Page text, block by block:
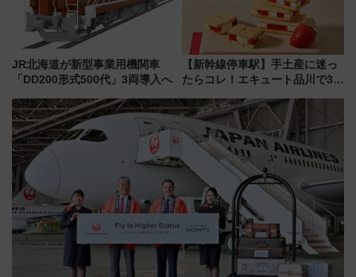
JR北海道が新型事業用機関車
「DD200形式500代」3両導入へ
【新幹線停車駅】手土産に迷っ
たらコレ！エキュート品川で3年
産スイーツとは？